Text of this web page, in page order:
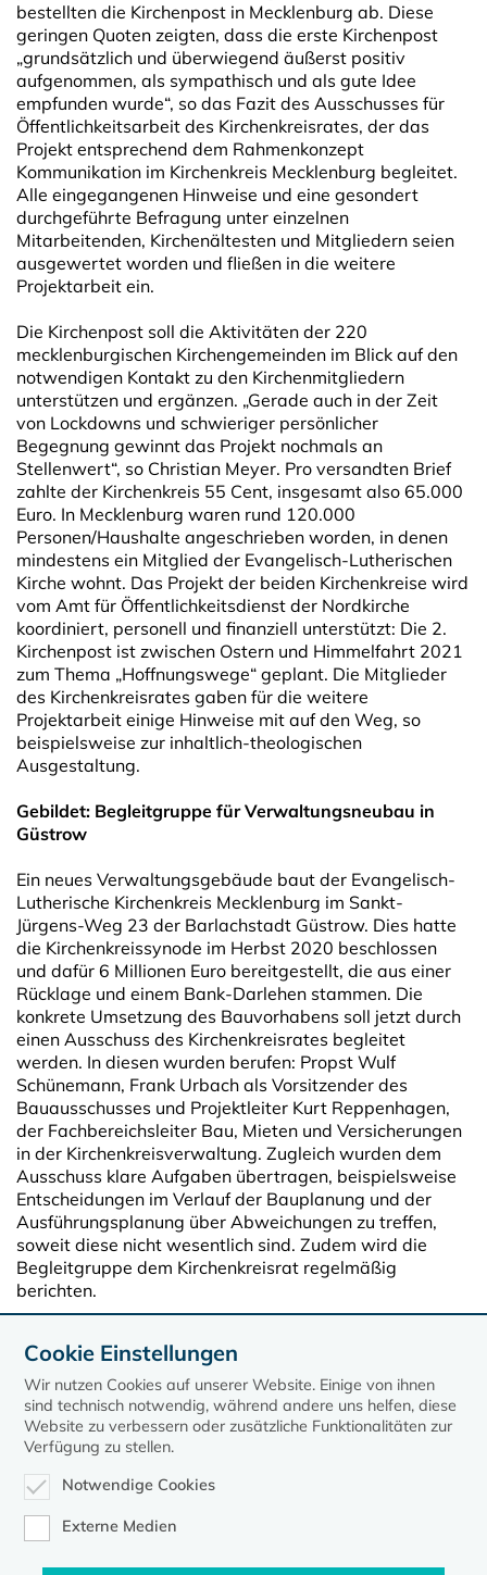
bestellten die Kirchenpost in Mecklenburg ab. Diese
geringen Quoten zeigten, dass die erste Kirchenpost
„grundsätzlich und überwiegend äußerst positiv
aufgenommen, als sympathisch und als gute Idee
empfunden wurde“, so das Fazit des Ausschusses für
Öffentlichkeitsarbeit des Kirchenkreisrates, der das
Projekt entsprechend dem Rahmenkonzept
Kommunikation im Kirchenkreis Mecklenburg begleitet.
Alle eingegangenen Hinweise und eine gesondert
durchgeführte Befragung unter einzelnen
Mitarbeitenden, Kirchenältesten und Mitgliedern seien
ausgewertet worden und fließen in die weitere
Projektarbeit ein.
Die Kirchenpost soll die Aktivitäten der 220
mecklenburgischen Kirchengemeinden im Blick auf den
notwendigen Kontakt zu den Kirchenmitgliedern
unterstützen und ergänzen. „Gerade auch in der Zeit
von Lockdowns und schwieriger persönlicher
Begegnung gewinnt das Projekt nochmals an
Stellenwert“, so Christian Meyer. Pro versandten Brief
zahlte der Kirchenkreis 55 Cent, insgesamt also 65.000
Euro. In Mecklenburg waren rund 120.000
Personen/Haushalte angeschrieben worden, in denen
mindestens ein Mitglied der Evangelisch-Lutherischen
Kirche wohnt. Das Projekt der beiden Kirchenkreise wird
vom Amt für Öffentlichkeitsdienst der Nordkirche
koordiniert, personell und finanziell unterstützt: Die 2.
Kirchenpost ist zwischen Ostern und Himmelfahrt 2021
zum Thema „Hoffnungswege“ geplant. Die Mitglieder
des Kirchenkreisrates gaben für die weitere
Projektarbeit einige Hinweise mit auf den Weg, so
beispielsweise zur inhaltlich-theologischen
Ausgestaltung.
Gebildet: Begleitgruppe für Verwaltungsneubau in
Güstrow
Ein neues Verwaltungsgebäude baut der Evangelisch-
Lutherische Kirchenkreis Mecklenburg im Sankt-
Jürgens-Weg 23 der Barlachstadt Güstrow. Dies hatte
die Kirchenkreissynode im Herbst 2020 beschlossen
und dafür 6 Millionen Euro bereitgestellt, die aus einer
Rücklage und einem Bank-Darlehen stammen. Die
konkrete Umsetzung des Bauvorhabens soll jetzt durch
einen Ausschuss des Kirchenkreisrates begleitet
werden. In diesen wurden berufen: Propst Wulf
Schünemann, Frank Urbach als Vorsitzender des
Bauausschusses und Projektleiter Kurt Reppenhagen,
der Fachbereichsleiter Bau, Mieten und Versicherungen
in der Kirchenkreisverwaltung. Zugleich wurden dem
Ausschuss klare Aufgaben übertragen, beispielsweise
Entscheidungen im Verlauf der Bauplanung und der
Ausführungsplanung über Abweichungen zu treffen,
soweit diese nicht wesentlich sind. Zudem wird die
Begleitgruppe dem Kirchenkreisrat regelmäßig
berichten.
Mehr zum Kirchenkreisrat Mecklenburg
Cookie Einstellungen
Wir nutzen Cookies auf unserer Website. Einige von ihnen
sind technisch notwendig, während andere uns helfen, diese
Website zu verbessern oder zusätzliche Funktionalitäten zur
Verfügung zu stellen.
Notwendige Cookies
Externe Medien